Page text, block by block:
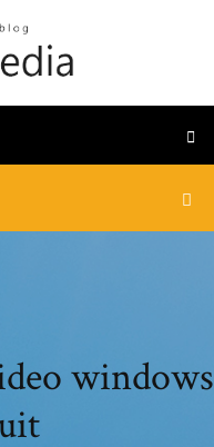
windows